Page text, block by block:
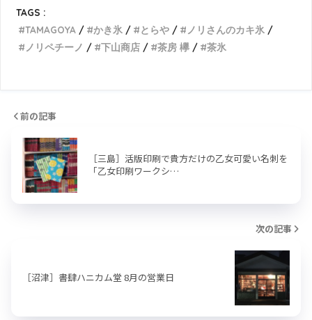
TAGS :
TAMAGOYA
かき氷 とらや
ノリさんのカキ氷
ノリペチーノ
下山商店 茶房 欅 茶氷
前の記事
［三島］活版印刷で貴方だけの乙女可愛い名刺を
「乙女印刷ワークシ…
次の記事
［沼津］書肆ハニカム堂 8月の営業日